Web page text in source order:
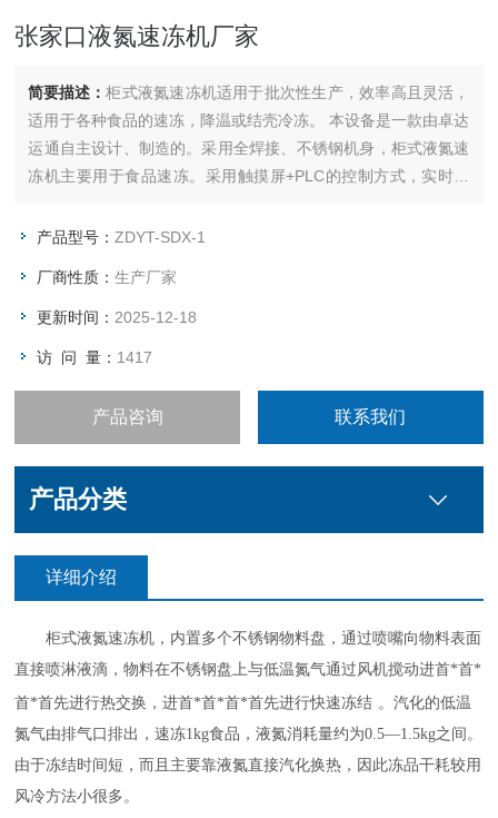
张家口液氮速冻机厂家
简要描述：柜式液氮速冻机适用于批次性生产，效率高且灵活，
适用于各种食品的速冻，降温或结壳冷冻。 本设备是一款由卓达
运通自主设计、制造的。采用全焊接、不锈钢机身，柜式液氮速
冻机主要用于食品速冻。采用触摸屏+PLC的控制方式，实时监
进行，操作简单，可靠性强，运首*首*首*首先进行结束自动报
冻机
产品型号：ZDYT-SDX-1
厂商性质：生产厂家
更新时间： 2025-12-18
访 问 量： 1417
产品咨询 联系我们
产品分类
详细介绍
柜式液氮速冻机，内置多个不锈钢物料盘，通过喷嘴向物料表面
直接喷淋液滴，物料在不锈钢盘上与低温氮气通过风机搅动进首*首*
首*首先进行热交换，进首*首*首*首先进行快速冻结 。汽化的低温
氮气由排气口排出，速冻1kg食品，液氮消耗量约为0.5—1.5kg之间。
由于冻结时间短，而且主要靠液氮直接汽化换热，因此冻品干耗较用
风冷方法小很多。